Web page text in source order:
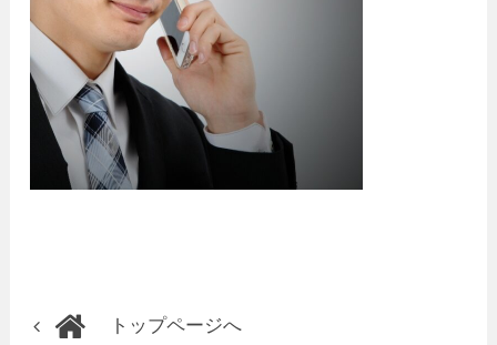
トップページへ